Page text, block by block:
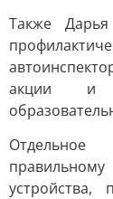
Также
акции и
устройства,